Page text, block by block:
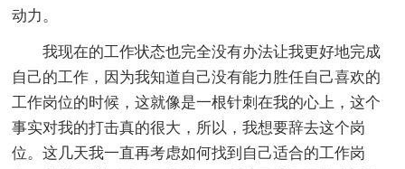
动力。
我现在的工作状态也完全没有办法让我更好地完成
自己的工作，因为我知道自己没有能力胜任自己喜欢的
工作岗位的时候，这就像是一根针刺在我的心上，这个
事实对我的打击真的很大，所以，我想要辞去这个岗
位。这几天我一直再考虑如何找到自己适合的工作岗